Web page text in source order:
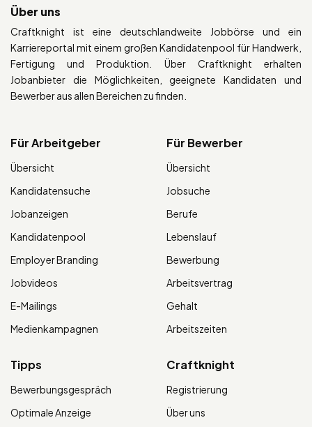
Über uns
Craftknight ist eine deutschlandweite Jobbörse und ein
Karriereportal mit einem großen Kandidatenpool für Handwerk,
Fertigung und Produktion. Über Craftknight erhalten
Jobanbieter die Möglichkeiten, geeignete Kandidaten und
Bewerber aus allen Bereichen zu finden.
Für Arbeitgeber
Übersicht
Kandidatensuche
Jobanzeigen
Kandidatenpool
Employer Branding
Jobvideos
E-Mailings
Medienkampagnen
Für Bewerber
Übersicht
Jobsuche
Berufe
Lebenslauf
Bewerbung
Arbeitsvertrag
Gehalt
Arbeitszeiten
Tipps
Bewerbungsgespräch
Optimale Anzeige
Craftknight
Registrierung
Über uns